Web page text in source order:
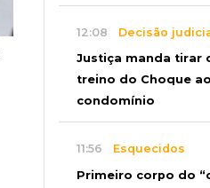
12:08 Decisão
Justiça manda tirar
treino do Choque
condomínio
11:56 Esquecidos
Primeiro corpo do